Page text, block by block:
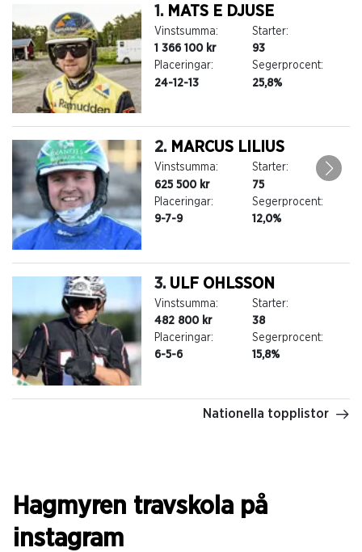
1. MATS E DJUSE
Vinstsumma:
1 366 100 kr
Starter:
93
Placeringar:
24-12-13
Segerprocent:
25,8%
2. MARCUS LILIUS
Vinstsumma:
625 500 kr
Starter:
75
Placeringar:
9-7-9
Segerprocent:
12,0%
3. ULF OHLSSON
Vinstsumma:
482 800 kr
Starter:
38
Placeringar:
6-5-6
Segerprocent:
15,8%
Nationella topplistor
Hagmyren travskola på
instagram